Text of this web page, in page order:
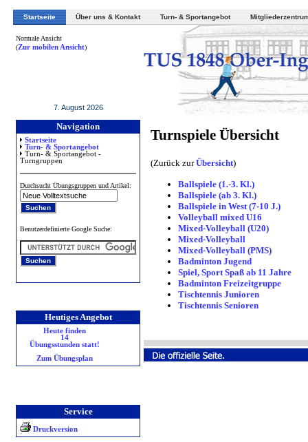
Startseite Über uns & Kontakt Turn- & Sportangebot
Normale Ansicht
(Zur mobilen Ansicht)
7. August 2026
Navigation
Startseite
Turn- & Sportangebot
Turn- & Sportangebot -
Turngruppen
Durchsucht Übungsgruppen und Artikel:
Benutzerdefinierte Google Suche:
Heutiges Angebot
Heute finden
14
Übungsstunden statt!
Zum Übungsplan
Service
Druckversion
Turnspiele Übersicht
(Zurück zurÜbersicht)
Ballspiele (1.-3. Kl.)
Ballspiele (ab 3. Kl.)
Ballspiele in West (7-10 J.)
Volleyball mixed U16
Mixed-Volleyball (U20)
Mixed-Volleyball
Mixed-Volleyball (PMS)
Badminton Jugend
Spiel, Sport Spaß ab 11 Jahre
Badminton Freizeitgruppe
Tischtennis Junioren
Tischtennis Senioren